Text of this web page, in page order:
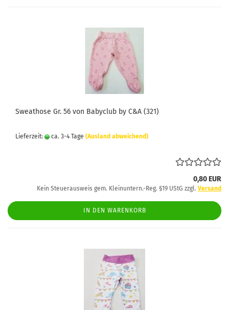
Sweathose Gr. 56 von Babyclub by C&A (321)
Lieferzeit: ca. 3-4 Tage (Ausland abweichend)
0,80 EUR
Kein Steuerausweis gem. Kleinuntern.-Reg. §19 UStG zzgl. Versand
IN DEN WARENKORB